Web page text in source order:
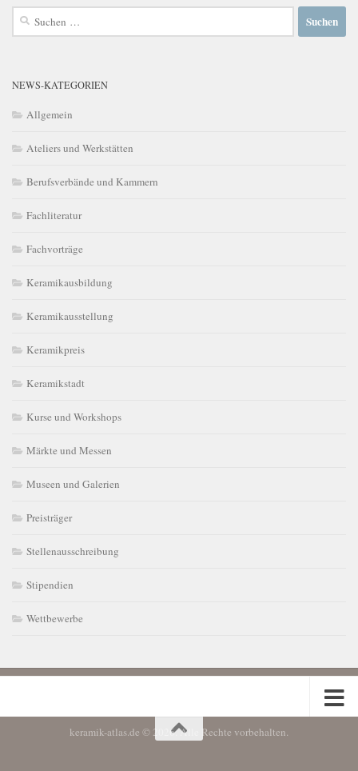
Suchen
NEWS-KATEGORIEN
Allgemein
Ateliers und Werkstätten
Berufsverbände und Kammern
Fachliteratur
Fachvorträge
Keramikausbildung
Keramikausstellung
Keramikpreis
Keramikstadt
Kurse und Workshops
Märkte und Messen
Museen und Galerien
Preisträger
Stellenausschreibung
Stipendien
Wettbewerbe
keramik-atlas.de © 2026. Alle Rechte vorbehalten.